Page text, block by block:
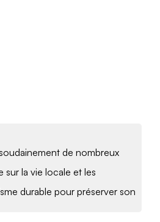
de nombreux
sur la vie locale et les
durable pour préserver son